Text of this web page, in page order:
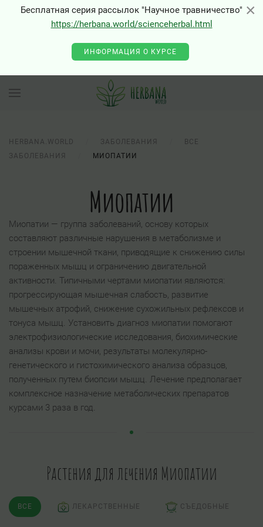
×
Бесплатная серия рассылок "Научное травничество"
https://herbana.world/scienceherbal.html
ИНФОРМАЦИЯ О КУРСЕ
HERBANA.WORLD ЗАБОЛЕВАНИЯ
ВСЕ
ЗАБОЛЕВАНИЯ
МИОПАТИИ
Миопатии
Миопатии — группа заболеваний, основу которых
составляют различные нарушения в метаболизме и
строении мышечной ткани, приводящие к снижению силы
пораженных мышц и ограничению двигательной
активности. Типичными чертами миопатии являются:
прогрессирующая мышечная слабость, развитие
мышечных атрофий, снижение сухожильных рефлексов и
тонуса мышц. Установить диагноз миопатии помогают
электрофизиологические исследования, биохимические
анализы крови и мочи, результаты молекулярно-
генетического и гистохимического анализа образцов,
полученных путем биопсии мышц. Лечение предполагает
комплексное назначение метаболических препаратов
курсами 3 раза в год.
Растения для лечения Миопатии
ВСЕ ЛЕКАРСТВЕННЫЕ СЪЕДОБНЫЕ
×